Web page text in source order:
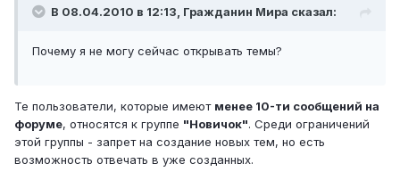
В 08.04.2010 в 12:13, Гражданин Мира сказал:
Почему я не могу сейчас открывать темы?
Те пользователи, которые имеют менее 10-ти сообщений на
форуме, относятся к группе "Новичок". Среди ограничений
этой группы - запрет на создание новых тем, но есть
возможность отвечать в уже созданных.